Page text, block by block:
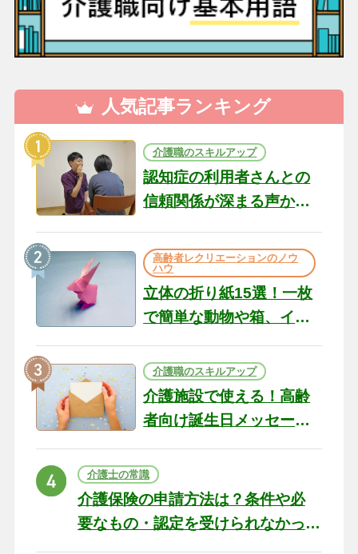
人気記事ランキング
介護職のスキルアップ
認知症の利用者さんとの
信頼関係が深まる声かけ
の現場から（22）
高齢者レクリエーションのノウ
ハウ
立体の折り紙15選！一枚
で簡単な動物や箱、イン
介護職のスキルアップ
介護施設で使える！高齢
者向け誕生日メッセージ
ト
介護士の常識
介護保険の申請方法は？条件や必
要なもの・認定を受けられなかっ